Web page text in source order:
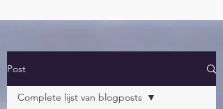
Post
Complete lijst van blogposts